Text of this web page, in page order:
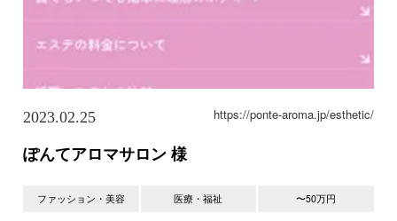
2023.02.25 https://ponte-aroma.jp/esthetic/
ぽんてアロマサロン 様
ファッション・美容 医療・福祉 〜50万円